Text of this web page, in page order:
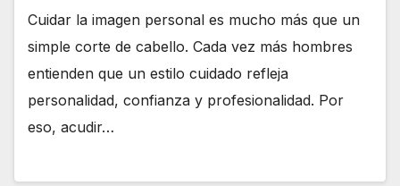
Cuidar la imagen personal es mucho más que un
simple corte de cabello. Cada vez más hombres
entienden que un estilo cuidado refleja
personalidad, confianza y profesionalidad. Por
eso, acudir…